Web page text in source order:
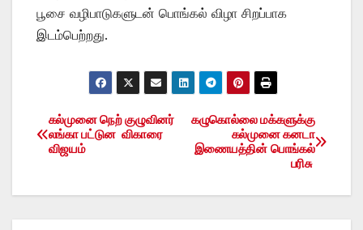
பூசை வழிபாடுகளுடன் பொங்கல் விழா சிறப்பாக
இடம்பெற்றது.
Post
navigation
கழுகொல்லை மக்களுக்கு
கல்முனை கனடா
இணையத்தின் பொங்கல்
பரிசு
கல்முனை நெற் குழுவினர்
லங்கா பட்டுன விகாரை
விஜயம்